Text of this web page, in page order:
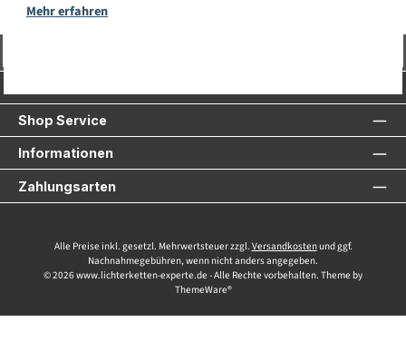
Mehr erfahren
Shop Service
Informationen
Zahlungsarten
Alle Preise inkl. gesetzl. Mehrwertsteuer zzgl. Versandkostenund ggf.
Nachnahmegebühren, wenn nicht anders angegeben.
© 2026 www.lichterketten-experte.de - Alle Rechte vorbehalten. Theme by
ThemeWare®